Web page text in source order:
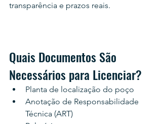
transparência e prazos reais.
Quais Documentos São
Necessários para Licenciar?
Planta de localização do poço
Anotação de Responsabilidade
Técnica (ART)